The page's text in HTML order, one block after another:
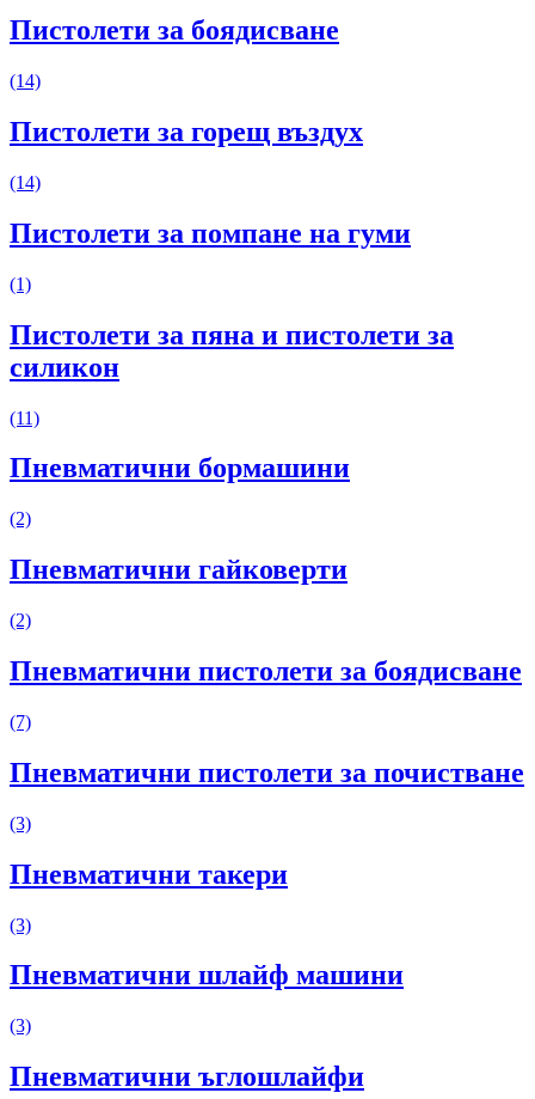
Пистолети за боядисване
(14)
Пистолети за горещ въздух
(14)
Пистолети за помпане на гуми
(1)
Пистолети за пяна и пистолети за
силикон
(11)
Пневматични бормашини
(2)
Пневматични гайковерти
(2)
Пневматични пистолети за боядисване
(7)
Пневматични пистолети за почистване
(3)
Пневматични такери
(3)
Пневматични шлайф машини
(3)
Пневматични ъглошлайфи